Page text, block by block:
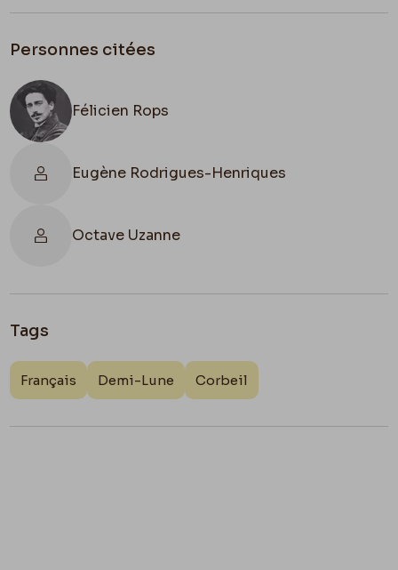
Personnes citées
Félicien Rops
Eugène Rodrigues-Henriques
Octave Uzanne
Tags
Français Demi-Lune Corbeil